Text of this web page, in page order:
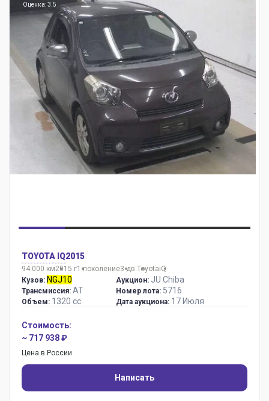
Оценка: 3.5
TOYOTA IQ2015
94 000 км2015 г1 поколение3 дв.ToyotaiQ
Кузов: NGJ10
Трансмиссия: AT
Объем: 1320 сс
Аукцион: JU Chiba
Номер лота: 5716
Дата аукциона: 17 Июля
Стоимость:
~ 717 938 ₽
Цена в России
Написать